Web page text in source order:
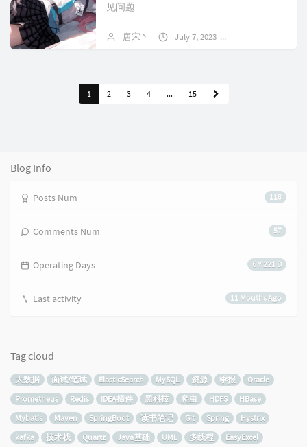
见问题
唐宋丶 July 7, 2023
1 2 3 4 ... 15
Blog Info
118
Posts Num
57
Comments Num
6 Y 221 D
Operating Days
11 Mouths Ago
Last activity
Tag cloud
大数据 面试/笔试 ElasticSearch MySQL 资源 季报
Oracle
Prometheus
Redis IDEA插件 黑科技 爬虫 HDFS
HBase
Mybatis
Maven SpringBoot 读书笔记 Git Spring
Hystrix
kafka
技术栈 Quartz Java基础 UML 多线程 EasyExcel